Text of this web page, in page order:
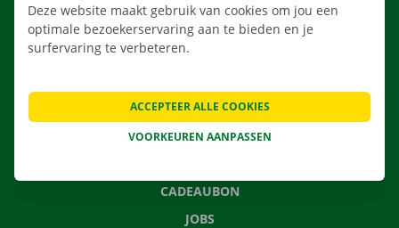
VERHUISOPLOSSINGEN
CONTACTEER ONS
VEELGESTELDE VRAGEN
CADEAUBON
JOBS
Deze website maakt gebruik van cookies om jou een
optimale bezoekerservaring aan te bieden en je
surfervaring te verbeteren.
VOORKEUREN AANPASSEN
ACCEPTEER ALLE COOKIES